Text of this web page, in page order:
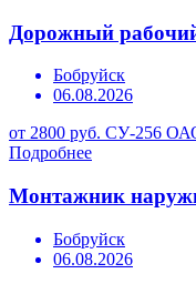
Дорожный
Бобруйск
06.08.2026
от 2800 руб. СУ-256
Подробнее
Монтажник
Бобруйск
06.08.2026